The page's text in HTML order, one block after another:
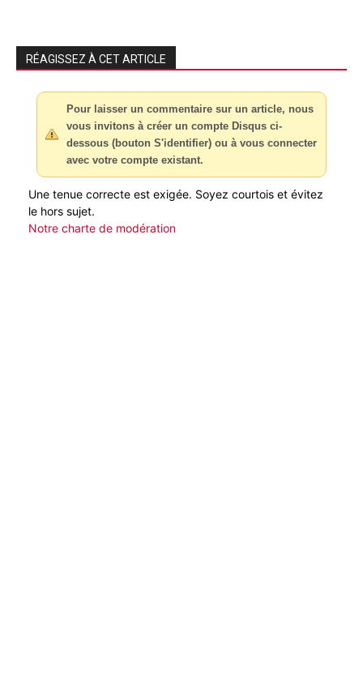
RÉAGISSEZ À CET ARTICLE
Pour laisser un commentaire sur un article, nous
vous invitons à créer un compte Disqus ci-
dessous (bouton S'identifier) ou à vous connecter
avec votre compte existant.
Une tenue correcte est exigée. Soyez courtois et évitez
le hors sujet.
Notre charte de modération